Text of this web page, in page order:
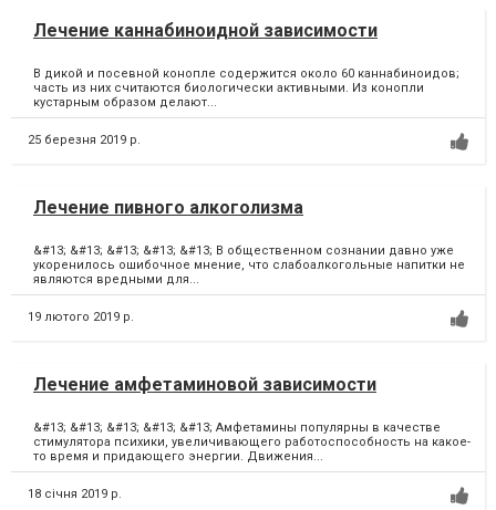
Лечение каннабиноидной зависимости
В дикой и посевной конопле содержится около 60 каннабиноидов;
часть из них считаются биологически активными. Из конопли
кустарным образом делают...
25 березня 2019 р.
Лечение пивного алкоголизма
&#13; &#13; &#13; &#13; &#13; В общественном сознании давно уже
укоренилось ошибочное мнение, что слабоалкогольные напитки не
являются вредными для...
19 лютого 2019 р.
Лечение амфетаминовой зависимости
&#13; &#13; &#13; &#13; &#13; Амфетамины популярны в качестве
стимулятора психики, увеличивающего работоспособность на какое-
то время и придающего энергии. Движения...
18 січня 2019 р.